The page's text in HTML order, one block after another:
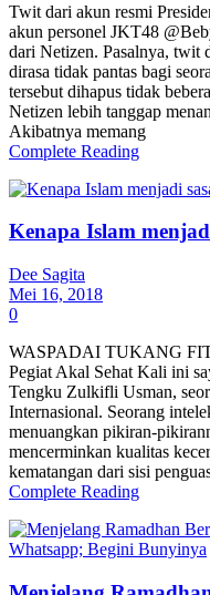
Twit dari akun resmi
akun personel JKT48
dari Netizen. Pasalnya, twit
dirasa tidak pantas bagi
tersebut dihapus tidak
Netizen lebih tanggap
Akibatnya memang
Complete Reading
Kenapa Islam
Dee Sagita
Mei 16, 2018
0
WASPADAI TUKANG
Pegiat Akal Sehat Kali ini
Tengku Zulkifli Usman,
Internasional. Seorang
menuangkan pikiran-
mencerminkan kualitas
kematangan dari sisi
Complete Reading